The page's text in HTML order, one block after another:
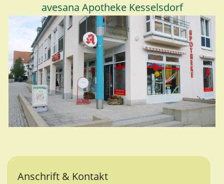
avesana Apotheke Kesselsdorf
Anschrift & Kontakt